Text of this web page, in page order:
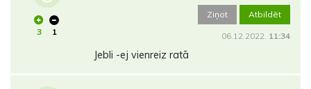
3 1
Ziņot Atbildēt
06.12.2022. 11:34
Jebli -ej vienreiz ratā